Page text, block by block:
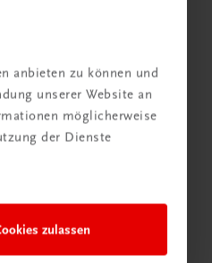
anbieten zu können und
unserer Website an
möglicherweise
der Dienste
zulassen